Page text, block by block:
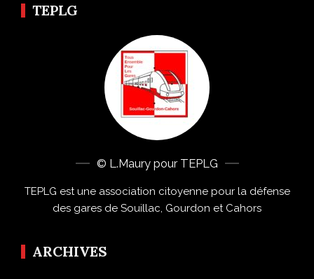
TEPLG
© L.Maury pour TEPLG
TEPLG est une association citoyenne pour la défense
des gares de Souillac, Gourdon et Cahors
ARCHIVES